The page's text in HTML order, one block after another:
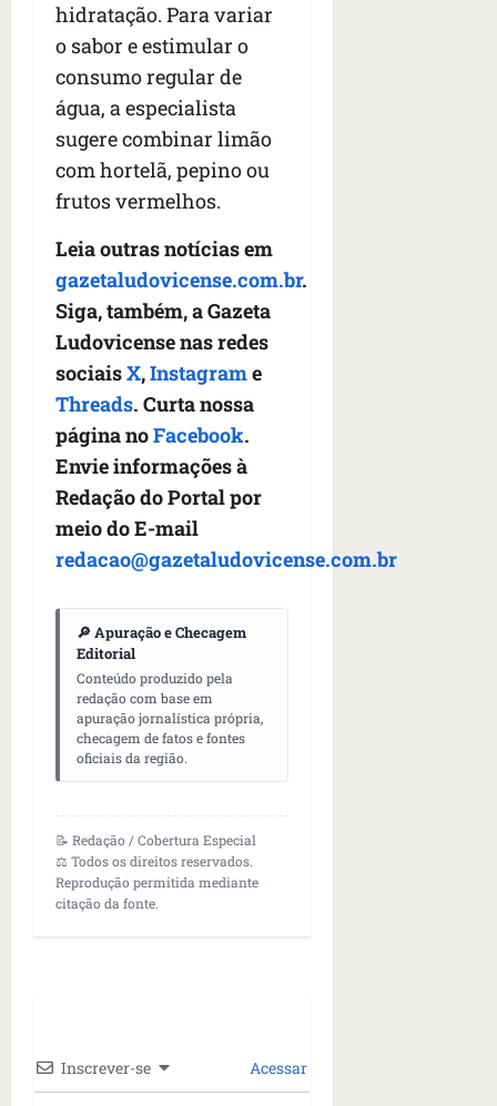
hidratação. Para variar
o sabor e estimular o
consumo regular de
água, a especialista
sugere combinar limão
com hortelã, pepino ou
frutos vermelhos.
Leia outras notícias em
gazetaludovicense.com.br.
Siga, também, a Gazeta
Ludovicense nas redes
sociaisX,Instagrame
Threads. Curta nossa
página noFacebook.
Envie informações à
Redação do Portal por
meio do E-mail
redacao@gazetaludovicense.com.br
🔎 Apuração e Checagem
Editorial
Conteúdo produzido pela
redação com base em
apuração jornalística própria,
checagem de fatos e fontes
oficiais da região.
📝 Redação / Cobertura Especial
⚖️ Todos os direitos reservados.
Reprodução permitida mediante
citação da fonte.
Inscrever-se Acessar